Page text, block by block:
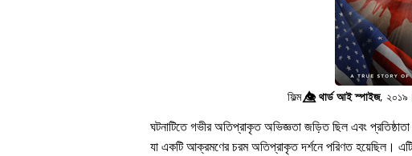
ফিল্ম👁️⃤থার্ড আই স্পাইজ,
ঘটনাটিতে গভীর অতিপ্রাকৃত অভিজ্ঞতা জড়িত ছিল এবং
যা একটি আক্রমণের চরম অতিপ্রাকৃত দর্শনে পরিণত হয়েছিল।